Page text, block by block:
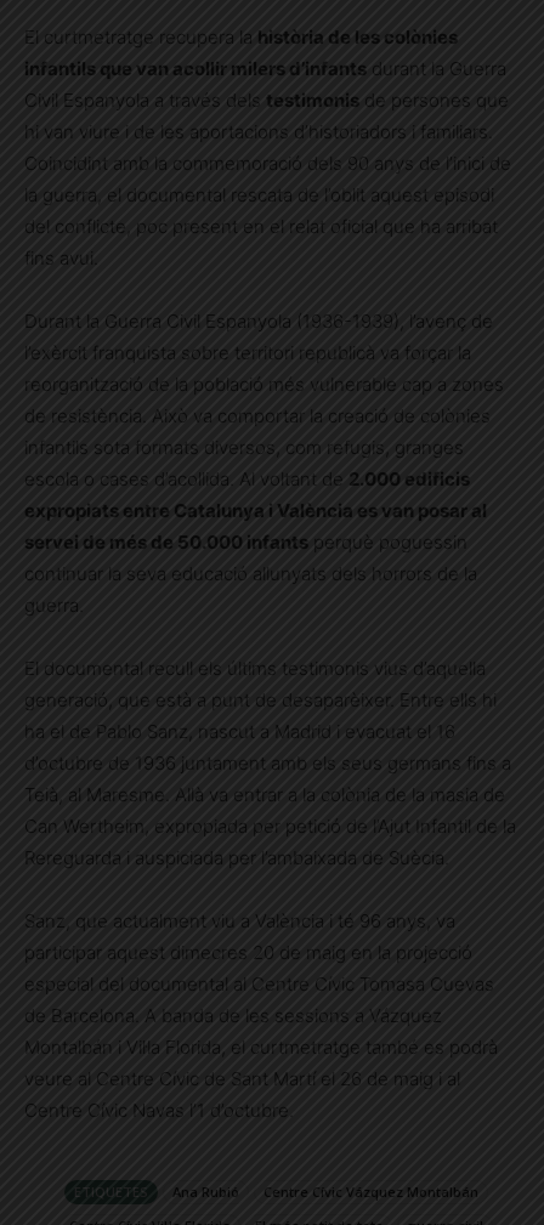
El curtmetratge recupera la història de les colònies
infantils que van acollir milers d’infants durant la Guerra
Civil Espanyola a través dels testimonis de persones que
hi van viure i de les aportacions d’historiadors i familiars.
Coincidint amb la commemoració dels 90 anys de l’inici de
la guerra, el documental rescata de l’oblit aquest episodi
del conflicte, poc present en el relat oficial que ha arribat
fins avui.
Durant la Guerra Civil Espanyola (1936-1939), l’avenç de
l’exèrcit franquista sobre territori republicà va forçar la
reorganització de la població més vulnerable cap a zones
de resistència. Això va comportar la creació de colònies
infantils sota formats diversos, com refugis, granges
escola o cases d’acollida. Al voltant de 2.000 edificis
expropiats entre Catalunya i València es van posar al
servei de més de 50.000 infants perquè poguessin
continuar la seva educació allunyats dels horrors de la
guerra.
El documental recull els últims testimonis vius d’aquella
generació, que està a punt de desaparèixer. Entre ells hi
ha el de Pablo Sanz, nascut a Madrid i evacuat el 16
d’octubre de 1936 juntament amb els seus germans fins a
Teià, al Maresme. Allà va entrar a la colònia de la masia de
Can Wertheim, expropiada per petició de l’Ajut Infantil de la
Rereguarda i auspiciada per l’ambaixada de Suècia.
Sanz, que actualment viu a València i té 96 anys, va
participar aquest dimecres 20 de maig en la projecció
especial del documental al Centre Cívic Tomasa Cuevas
de Barcelona. A banda de les sessions a Vázquez
Montalbán i Vil·la Florida, el curtmetratge també es podrà
veure al Centre Cívic de Sant Martí el 26 de maig i al
Centre Cívic Navas l’1 d’octubre.
ETIQUETES Ana Rubió
Centre Cívic Vázquez Montalbán